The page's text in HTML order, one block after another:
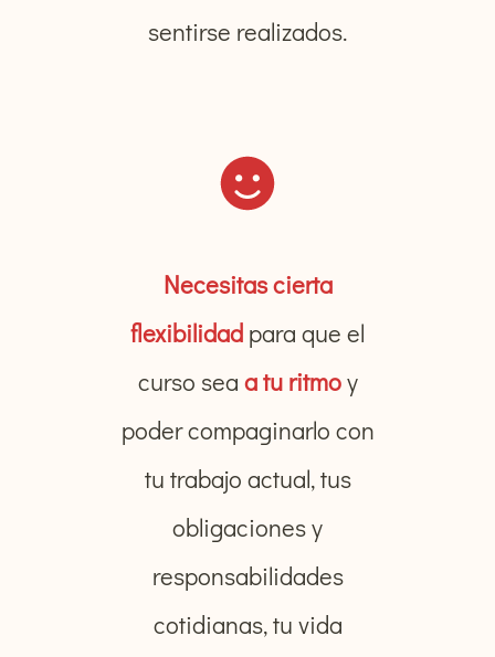
sentirse realizados.
Necesitas cierta
flexibilidad para que el
curso sea a tu ritmoy
poder compaginarlo con
tu trabajo actual, tus
obligaciones y
responsabilidades
cotidianas, tu vida